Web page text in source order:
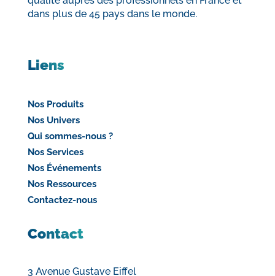
dans plus de 45 pays dans le monde.
Liens
Nos Produits
Nos Univers
Qui sommes-nous ?
Nos Services
Nos Événements
Nos Ressources
Contactez-nous
Contact
3 Avenue Gustave Eiffel